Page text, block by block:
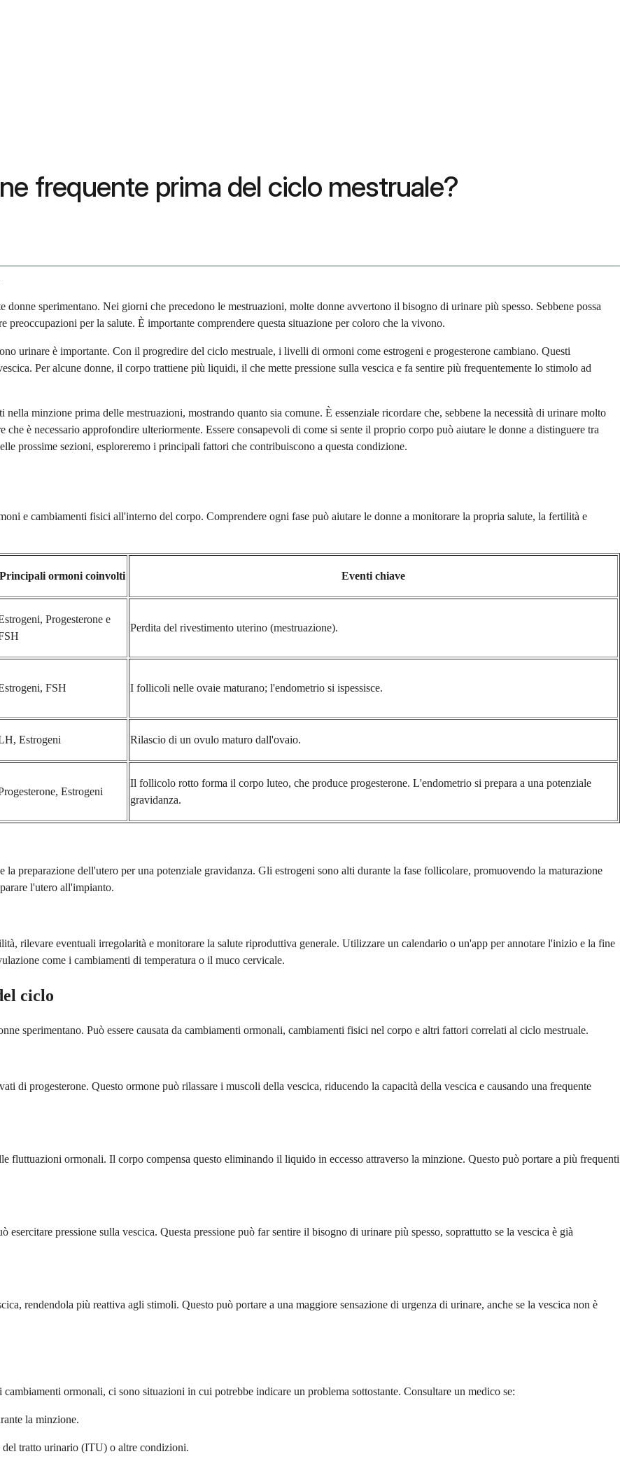
frequente prima del ciclo mestruale?
sperimentano. Nei giorni che precedono le mestruazioni, molte donne avvertono il bisogno di urinare più spesso. Sebbene possa
preoccupazioni per la salute. È importante comprendere questa situazione per coloro che la vivono.
urinare è importante. Con il progredire del ciclo mestruale, i livelli di ormoni come estrogeni e progesterone cambiano. Questi
Per alcune donne, il corpo trattiene più liquidi, il che mette pressione sulla vescica e fa sentire più frequentemente lo stimolo ad
minzione prima delle mestruazioni, mostrando quanto sia comune. È essenziale ricordare che, sebbene la necessità di urinare molto
che è necessario approfondire ulteriormente. Essere consapevoli di come si sente il proprio corpo può aiutare le donne a distinguere tra
prossime sezioni, esploreremo i principali fattori che contribuiscono a questa condizione.
e cambiamenti fisici all'interno del corpo. Comprendere ogni fase può aiutare le donne a monitorare la propria salute, la fertilità e
Principali ormoni coinvolti Eventi chiave
Progesterone e
Perdita del rivestimento uterino (mestruazione).
FSH I follicoli nelle ovaie maturano; l'endometrio si ispessisce.
Estrogeni Rilascio di un ovulo maturo dall'ovaio.
Estrogeni
Il follicolo rotto forma il corpo luteo, che produce progesterone. L'endometrio si prepara a una potenziale
gravidanza.
preparazione dell'utero per una potenziale gravidanza. Gli estrogeni sono alti durante la fase follicolare, promuovendo la maturazione
l'utero all'impianto.
rilevare eventuali irregolarità e monitorare la salute riproduttiva generale. Utilizzare un calendario o un'app per annotare l'inizio e la fine
come i cambiamenti di temperatura o il muco cervicale.
ciclo
sperimentano. Può essere causata da cambiamenti ormonali, cambiamenti fisici nel corpo e altri fattori correlati al ciclo mestruale.
di progesterone. Questo ormone può rilassare i muscoli della vescica, riducendo la capacità della vescica e causando una frequente
fluttuazioni ormonali. Il corpo compensa questo eliminando il liquido in eccesso attraverso la minzione. Questo può portare a più frequenti
pressione sulla vescica. Questa pressione può far sentire il bisogno di urinare più spesso, soprattutto se la vescica è già
rendendola più reattiva agli stimoli. Questo può portare a una maggiore sensazione di urgenza di urinare, anche se la vescica non è
ormonali, ci sono situazioni in cui potrebbe indicare un problema sottostante. Consultare un medico se:
la minzione.
del tratto urinario (ITU) o altre condizioni.